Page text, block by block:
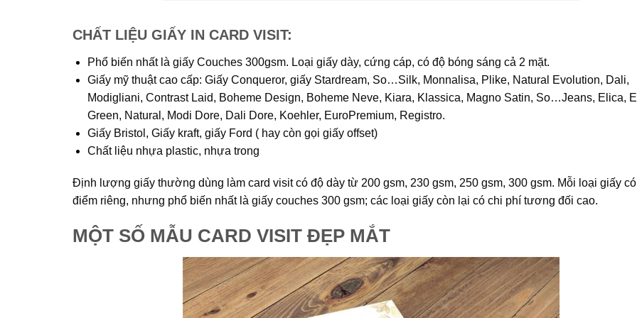
CHẤT LIỆU GIẤY IN CARD VISIT:
Phổ biến nhất là giấy Couches 300gsm. Loại giấy dày, cứng cáp, có độ bóng sáng cả 2 mặt.
Giấy mỹ thuật cao cấp: Giấy Conqueror, giấy Stardream, So…Silk, Monnalisa, Plike, Natural Evolution, Dali,
Modigliani, Contrast Laid, Boheme Design, Boheme Neve, Kiara, Klassica, Magno Satin, So…Jeans, Elica,
Green, Natural, Modi Dore, Dali Dore, Koehler, EuroPremium, Registro.
Giấy Bristol, Giấy kraft, giấy Ford ( hay còn gọi giấy offset)
Chất liệu nhựa plastic, nhựa trong
Định lượng giấy thường dùng làm card visit có độ dày từ 200 gsm, 230 gsm, 250 gsm, 300 gsm. Mỗi loại giấy
điểm riêng, nhưng phổ biến nhất là giấy couches 300 gsm; các loại giấy còn lại có chi phí tương đối cao.
MỘT SỐ MẪU CARD VISIT ĐẸP MẮT